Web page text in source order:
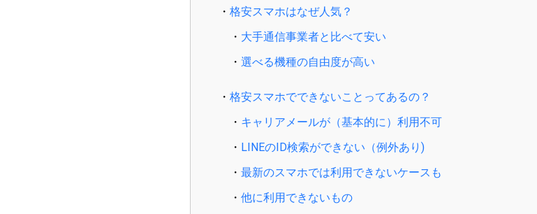
格安スマホはなぜ人気？
大手通信事業者と比べて安い
選べる機種の自由度が高い
格安スマホでできないことってあるの？
キャリアメールが（基本的に）利用不可
LINEのID検索ができない（例外あり)
最新のスマホでは利用できないケースも
他に利用できないもの